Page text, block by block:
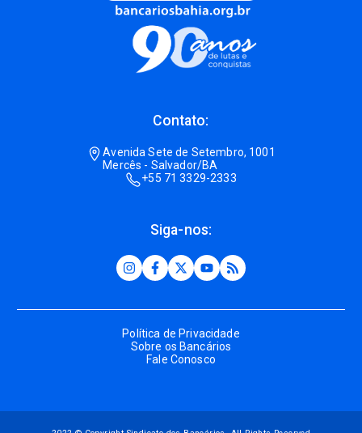
Contato:
Avenida Sete de Setembro, 1001
Mercês - Salvador/BA
+55 71 3329-2333
Siga-nos:
Política de Privacidade
Sobre os Bancários
Fale Conosco